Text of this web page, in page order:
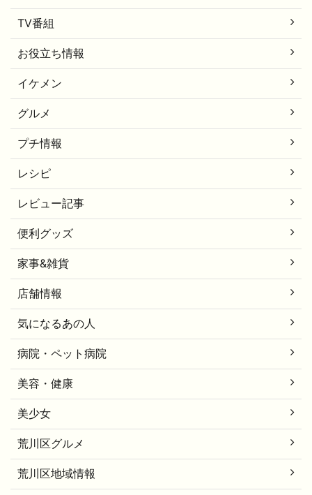
TV番組
お役立ち情報
イケメン
グルメ
プチ情報
レシピ
レビュー記事
便利グッズ
家事&雑貨
店舗情報
気になるあの人
病院・ペット病院
美容・健康
美少女
荒川区グルメ
荒川区地域情報